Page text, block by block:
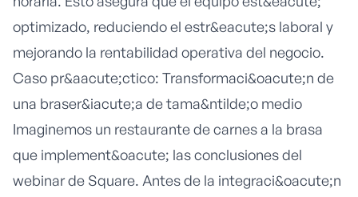
optimizado, reduciendo el estr&eacute;s laboral y
mejorando la rentabilidad operativa del negocio.
Caso pr&aacute;ctico: Transformaci&oacute;n de
una braser&iacute;a de tama&ntilde;o medio
Imaginemos un restaurante de carnes a la brasa
que implement&oacute; las conclusiones del
webinar de Square. Antes de la integraci&oacute;n